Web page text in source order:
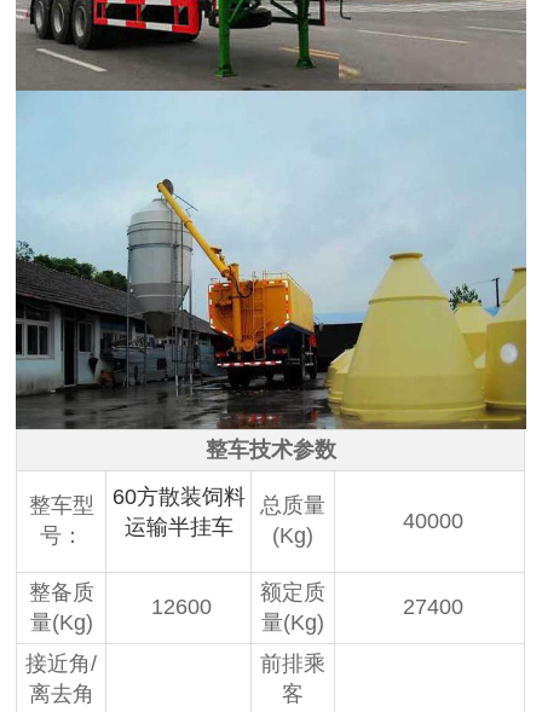
整车技术参数
整车型
号：
60方散装饲料
运输半挂车
总质量
(Kg)
40000
整备质
量(Kg)
12600
额定质
量(Kg)
27400
接近角/
离去角
前排乘
客